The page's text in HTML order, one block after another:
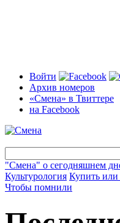
Войти
Архив номеров
«Смена» в Твиттере
на Facebook
"Смена" о сегодняшнем
Культурология Купить или
Чтобы помнили